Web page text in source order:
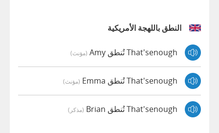
النطق باللهجة الأمريكية
That'senough تُنطق Amy (مؤنث)
That'senough تُنطق Emma (مؤنث)
That'senough تُنطق Brian (مذكر)